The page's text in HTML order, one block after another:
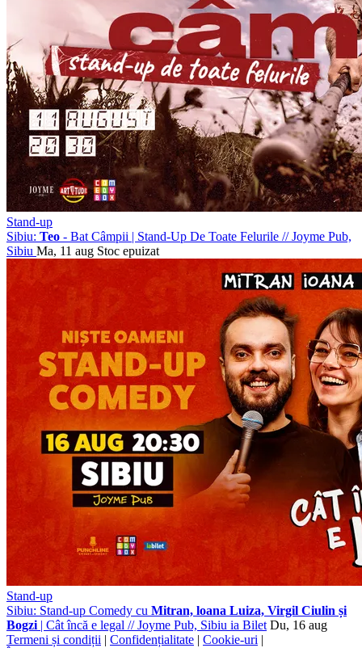
Stand-up
Sibiu: Teo - Bat Câmpii | Stand-Up De Toate Felurile //Joyme Pub,
Sibiu Ma, 11 aug Stoc epuizat
Stand-up
Sibiu: Stand-up Comedy cu Mitran, loana Luiza, Virgil Ciulin și
Bogzi | Cât încă e legal //Joyme Pub, Sibiu ia Bilet Du, 16 aug
Termeni și condiții | Confidențialitate | Cookie-uri |